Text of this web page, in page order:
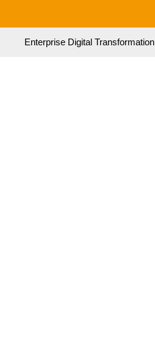
Enterprise Digital Transformation